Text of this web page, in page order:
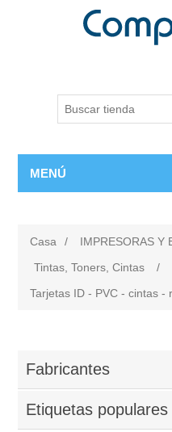
MENÚ
Casa / IMPRESORAS Y
Tintas, Toners, Cintas
/
Tarjetas ID - PVC - cintas -
Fabricantes
Etiquetas populares